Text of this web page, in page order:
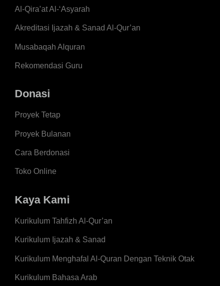
Al-Qira’at Al-‘Asyarah
Akreditasi Ijazah & Sanad Al-Qur’an
Musabaqah Alquran
Rekomendasi Guru
Donasi
Proyek Tetap
Proyek Bulanan
Cara Berdonasi
Toko Online
Kaya Kami
Kurikulum Tahfizh Al-Qur’an
Kurikulum Ijazah & Sanad
Kurikulum Menghafal Al-Quran Dengan Teknik Otak
Kurikulum Bahasa Arab